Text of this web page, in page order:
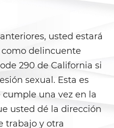
usted estará
delincuente
290 de California si
sexual. Esta es
una vez en la
usted dé la dirección
trabajo y otra